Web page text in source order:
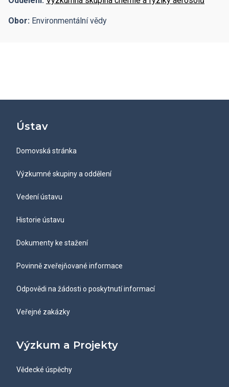
Obor: Environmentální vědy
Ústav
Domovská stránka
Výzkumné skupiny a oddělení
Vedení ústavu
Historie ústavu
Dokumenty ke stažení
Povinně zveřejňované informace
Odpovědi na žádosti o poskytnutí informací
Veřejné zakázky
Výzkum a Projekty
Vědecké úspěchy